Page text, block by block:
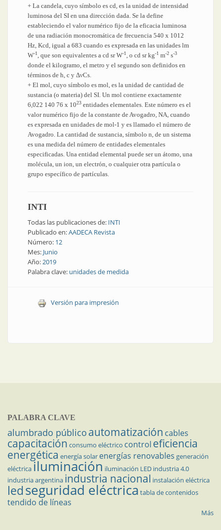
+ La candela, cuyo símbolo es cd, es la unidad de intensidad
luminosa del SI en una dirección dada. Se la define
estableciendo el valor numérico fijo de la eficacia luminosa
de una radiación monocromática de frecuencia 540 x 1012
Hz, Kcd, igual a 683 cuando es expresada en las unidades lm
W-1, que son equivalentes a cd sr W-1, o cd sr kg-1 m-2 s-3
donde el kilogramo, el metro y el segundo son definidos en
términos de h, c y ΔνCs.
+ El mol, cuyo símbolo es mol, es la unidad de cantidad de
sustancia (o materia) del SI. Un mol contiene exactamente
6,022 140 76 x 1023 entidades elementales. Este número es el
valor numérico fijo de la constante de Avogadro, NA, cuando
es expresada en unidades de mol-1 y es llamado el número de
Avogadro. La cantidad de sustancia, símbolo n, de un sistema
es una medida del número de entidades elementales
especificadas. Una entidad elemental puede ser un átomo, una
molécula, un ion, un electrón, o cualquier otra partícula o
grupo específico de partículas.
INTI
Todas las publicaciones de: INTI
Publicado en:AADECA Revista
Número: 12
Mes: Junio
Año:2019
Palabra clave: unidades de medida
Versión para impresión
PALABRA CLAVE
alumbrado público automatización cables
capacitación consumo eléctrico control eficiencia
energética energía solar energías renovables generación
eléctricailuminación iluminación LED industria 4.0
industria argentina industria nacional instalación eléctrica
ledseguridad eléctrica tabla de contenidos
tendido de líneas
Más